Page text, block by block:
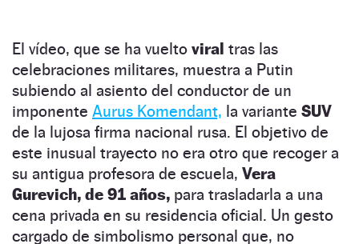
El vídeo, que se ha vuelto viral tras las
celebraciones militares, muestra a Putin
subiendo al asiento del conductor de un
imponente Aurus Komendant, la variante SUV
de la lujosa firma nacional rusa. El objetivo de
este inusual trayecto no era otro que recoger a
su antigua profesora de escuela, Vera
Gurevich, de 91 años, para trasladarla a una
cena privada en su residencia oficial. Un gesto
cargado de simbolismo personal que, no